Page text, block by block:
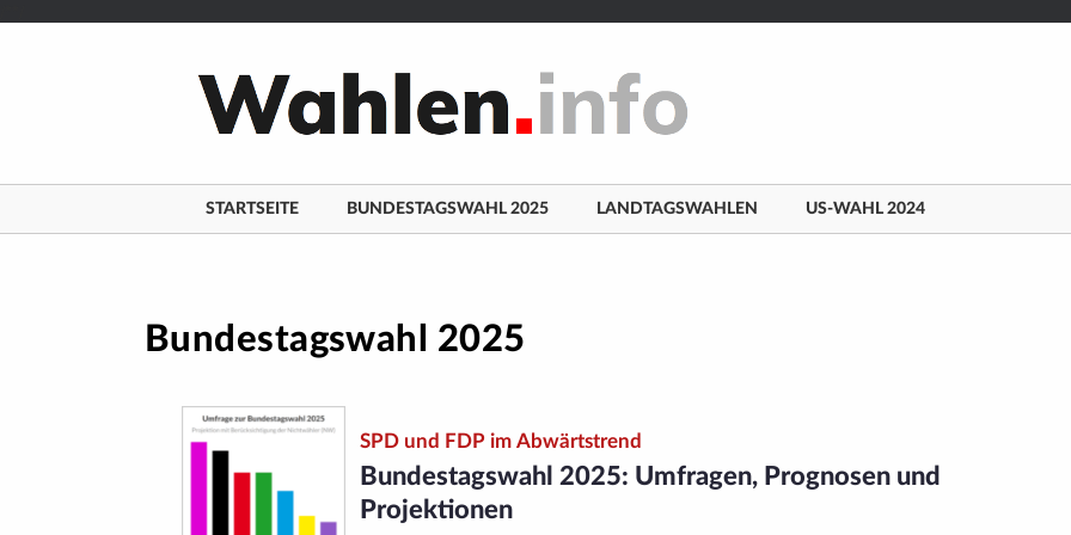
STARTSEITE BUNDESTAGSWAHL 2025 LANDTAGSWAHLEN US-WAHL 2024
Bundestagswahl 2025
SPD und FDP im Abwärtstrend
Bundestagswahl 2025: Umfragen, Prognosen und
Projektionen